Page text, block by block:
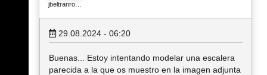
jbeltranro…
29.08.2024 - 06:20
Buenas... Estoy intentando modelar una escalera
parecida a la que os muestro en la imagen adjunta